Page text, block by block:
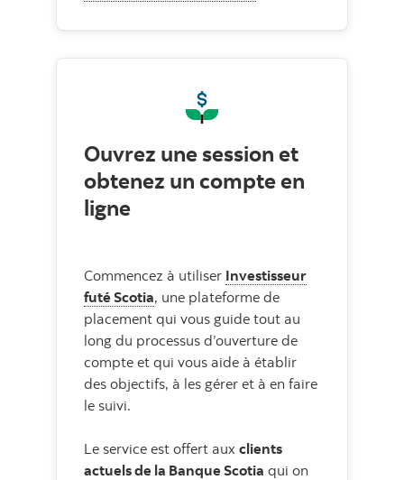
Ouvrez une session et
obtenez un compte en
ligne
Commencez à utiliser Investisseur
futé Scotia, une plateforme de
placement qui vous guide tout au
long du processus d’ouverture de
compte et qui vous aide à établir
des objectifs, à les gérer et à en faire
le suivi.
Le service est offert aux clients
actuels de la Banque Scotia qui on